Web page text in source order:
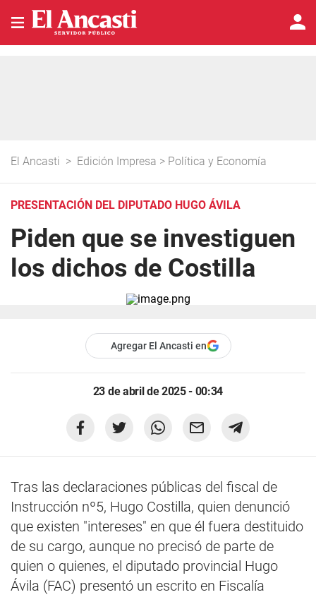
El Ancasti > Edición Impresa > Política y Economía
PRESENTACIÓN DEL DIPUTADO HUGO ÁVILA
Piden que se investiguen
los dichos de Costilla
Agregar El Ancasti en
23 de abril de 2025 - 00:34
Tras las declaraciones públicas del fiscal de
Instrucción nº5, Hugo Costilla, quien denunció
que existen "intereses" en que él fuera destituido
de su cargo, aunque no precisó de parte de
quien o quienes, el diputado provincial Hugo
Ávila (FAC) presentó un escrito en Fiscalía